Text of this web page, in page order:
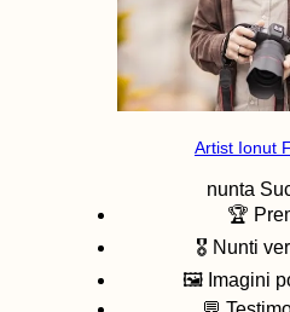
Artist Ionut
nunta
🏆
🎖️ Nunti
🖼️ Imagini